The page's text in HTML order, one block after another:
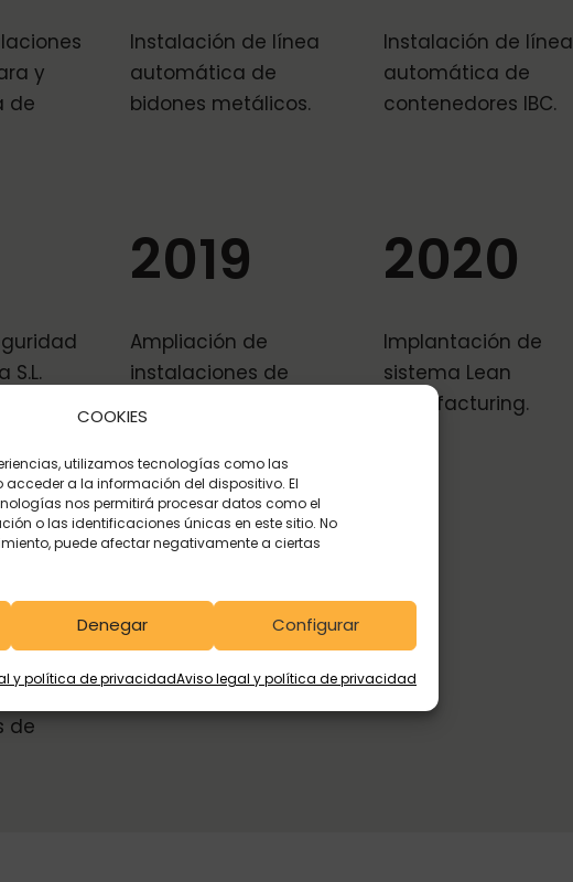
COOKIES
utilizamos tecnologías como las
a la información del dispositivo. El
nos permitirá procesar datos como el
o las identificaciones únicas en este sitio. No
puede afectar negativamente a ciertas
Denegar Configurar
y política de privacidadAviso legal y política de privacidad
y
de
Instalación de línea
automática de
bidones metálicos.
Instalación de línea
automática de
contenedores IBC.
S.L.
2019
Ampliación de
instalaciones de
2020
Implantación de
sistema Lean
Manufacturing.
de
de
2026